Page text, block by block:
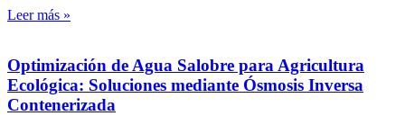
Leer más »
Optimización de Agua Salobre para Agricultura
Ecológica: Soluciones mediante Ósmosis Inversa
Contenerizada